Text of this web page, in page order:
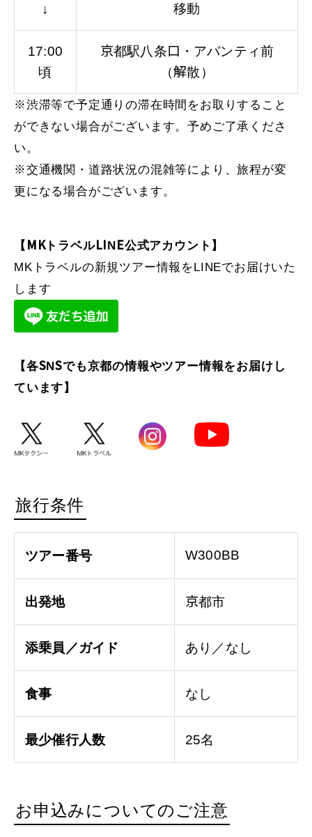
↓ 移動
17:00
頃
京都駅八条口・アバンティ前
（解散）
※渋滞等で予定通りの滞在時間をお取りすること
ができない場合がございます。予めご了承くださ
い。
※交通機関・道路状況の混雑等により、旅程が変
更になる場合がございます。
【MKトラベルLINE公式アカウント】
MKトラベルの新規ツアー情報をLINEでお届けいた
します
【各SNSでも京都の情報やツアー情報をお届けし
ています】
旅行条件
ツアー番号 W300BB
出発地 京都市
添乗員／ガイド あり／なし
食事 なし
最少催行人数 25名
お申込みについてのご注意